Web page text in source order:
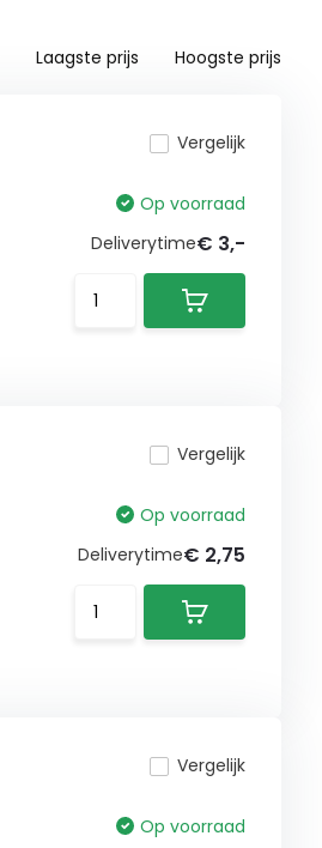
Laagste prijs Hoogste prijs
Vergelijk
Op voorraad
Deliverytime€ 3,-
Vergelijk
Op voorraad
Deliverytime€ 2,75
Vergelijk
Op voorraad